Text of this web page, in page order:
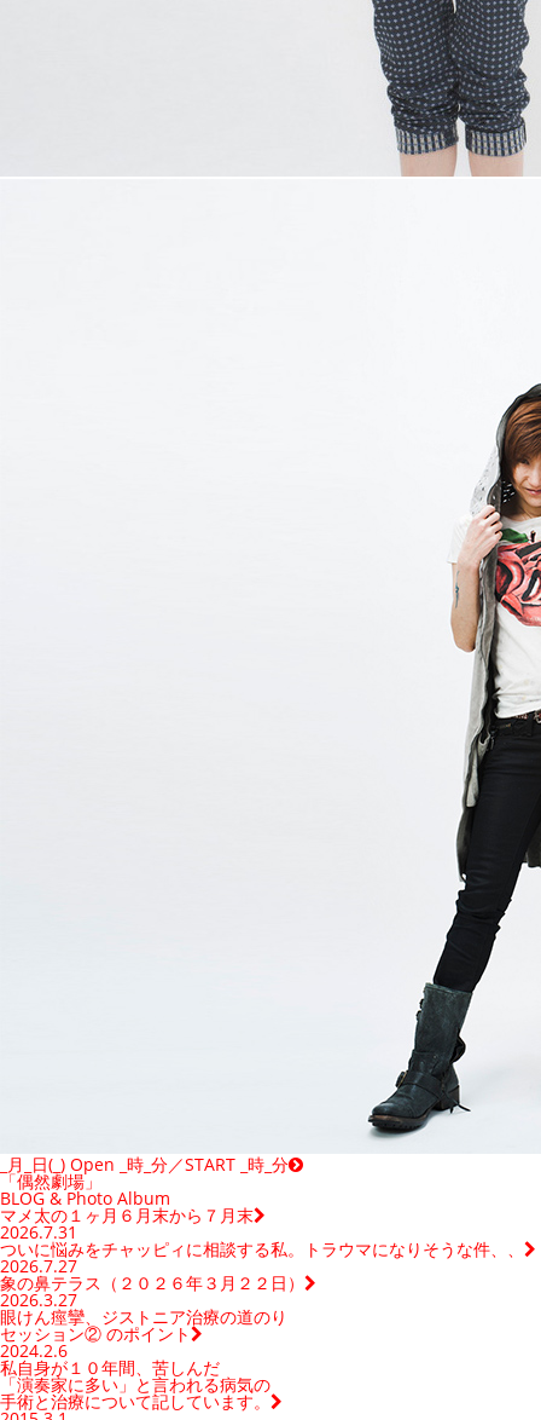
_月_日(_) Open _時_分／START _時_分
「偶然劇場」
BLOG & Photo Album
マメ太の１ヶ月６月末から７月末
2026.7.31
ついに悩みをチャッピィに相談する私。トラウマになりそうな件、、
2026.7.27
象の鼻テラス（２０２６年３月２２日）
2026.3.27
眼けん痙攣、ジストニア治療の道のり
セッション② のポイント
2024.2.6
私自身が１０年間、苦しんだ
「演奏家に多い」と言われる病気の
手術と治療について記しています。